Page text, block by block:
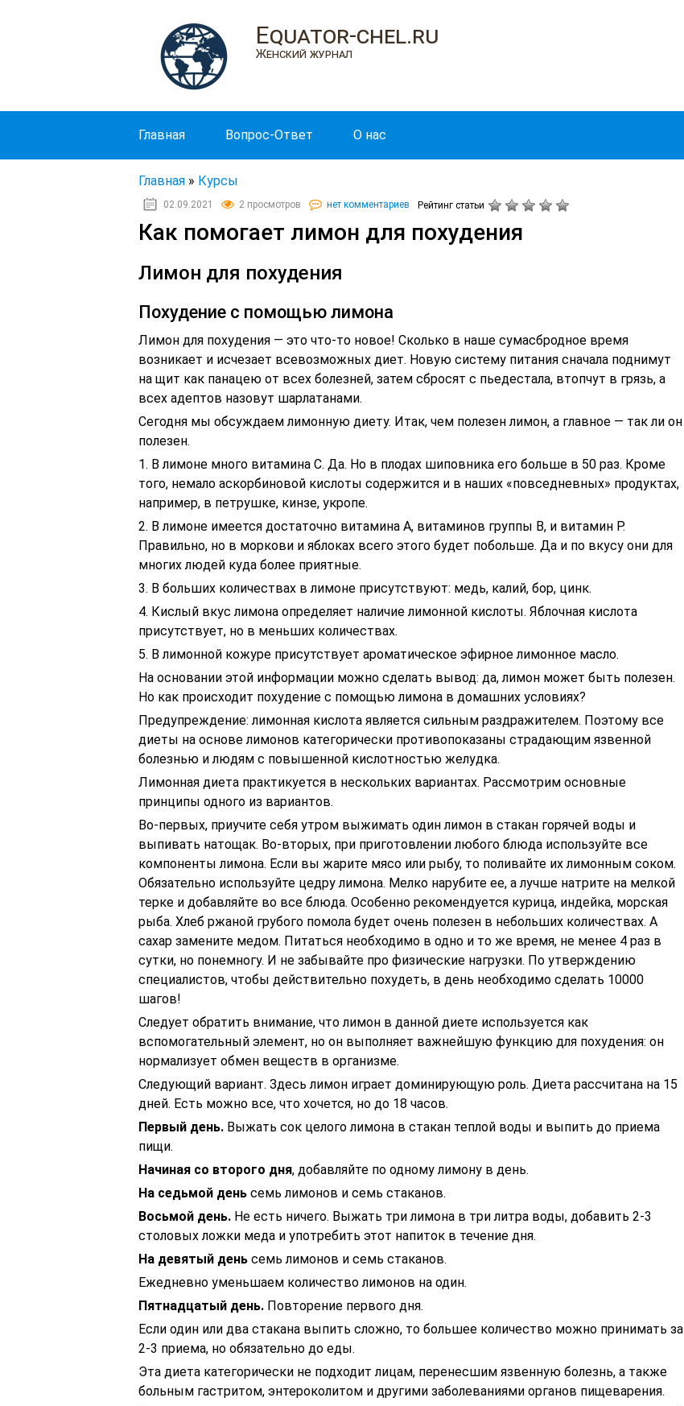
Equator-chel.ru
Женский журнал
Главная Вопрос-Ответ О нас
Главная » Курсы
02.09.2021 2 просмотров нет комментариев Рейтинг статьи
Как помогает лимон для похудения
Лимон для похудения
Похудение с помощью лимона
Лимон для похудения — это что-то новое! Сколько в наше сумасбродное время
возникает и исчезает всевозможных диет. Новую систему питания сначала поднимут
на щит как панацею от всех болезней, затем сбросят с пьедестала, втопчут в грязь, а
всех адептов назовут шарлатанами.
Сегодня мы обсуждаем лимонную диету. Итак, чем полезен лимон, а главное — так ли он
полезен.
1. В лимоне много витамина С. Да. Но в плодах шиповника его больше в 50 раз. Кроме
того, немало аскорбиновой кислоты содержится и в наших «повседневных» продуктах,
например, в петрушке, кинзе, укропе.
2. В лимоне имеется достаточно витамина А, витаминов группы В, и витамин Р.
Правильно, но в моркови и яблоках всего этого будет побольше. Да и по вкусу они для
многих людей куда более приятные.
3. В больших количествах в лимоне присутствуют: медь, калий, бор, цинк.
4. Кислый вкус лимона определяет наличие лимонной кислоты. Яблочная кислота
присутствует, но в меньших количествах.
5. В лимонной кожуре присутствует ароматическое эфирное лимонное масло.
На основании этой информации можно сделать вывод: да, лимон может быть полезен.
Но как происходит похудение с помощью лимона в домашних условиях?
Предупреждение: лимонная кислота является сильным раздражителем. Поэтому все
диеты на основе лимонов категорически противопоказаны страдающим язвенной
болезнью и людям с повышенной кислотностью желудка.
Лимонная диета практикуется в нескольких вариантах. Рассмотрим основные
принципы одного из вариантов.
Во-первых, приучите себя утром выжимать один лимон в стакан горячей воды и
выпивать натощак. Во-вторых, при приготовлении любого блюда используйте все
компоненты лимона. Если вы жарите мясо или рыбу, то поливайте их лимонным соком.
Обязательно используйте цедру лимона. Мелко нарубите ее, а лучше натрите на мелкой
терке и добавляйте во все блюда. Особенно рекомендуется курица, индейка, морская
рыба. Хлеб ржаной грубого помола будет очень полезен в небольших количествах. А
сахар замените медом. Питаться необходимо в одно и то же время, не менее 4 раз в
сутки, но понемногу. И не забывайте про физические нагрузки. По утверждению
специалистов, чтобы действительно похудеть, в день необходимо сделать 10000
шагов!
Следует обратить внимание, что лимон в данной диете используется как
вспомогательный элемент, но он выполняет важнейшую функцию для похудения: он
нормализует обмен веществ в организме.
Следующий вариант. Здесь лимон играет доминирующую роль. Диета рассчитана на 15
дней. Есть можно все, что хочется, но до 18 часов.
Первый день. Выжать сок целого лимона в стакан теплой воды и выпить до приема
пищи.
Начиная со второго дня, добавляйте по одному лимону в день.
На седьмой день семь лимонов и семь стаканов.
Восьмой день. Не есть ничего. Выжать три лимона в три литра воды, добавить 2-3
столовых ложки меда и употребить этот напиток в течение дня.
На девятый день семь лимонов и семь стаканов.
Ежедневно уменьшаем количество лимонов на один.
Пятнадцатый день. Повторение первого дня.
Если один или два стакана выпить сложно, то большее количество можно принимать за
2-3 приема, но обязательно до еды.
Эта диета категорически не подходит лицам, перенесшим язвенную болезнь, а также
больным гастритом, энтероколитом и другими заболеваниями органов пищеварения.